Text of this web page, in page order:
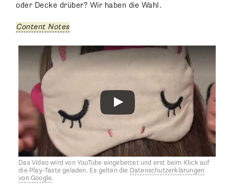
oder Decke drüber? Wir haben die Wahl.
Content Notes
Das Video wird von YouTube eingebettet und erst beim Klick auf
die Play-Taste geladen. Es gelten die Datenschutzerklärungen
von Google.